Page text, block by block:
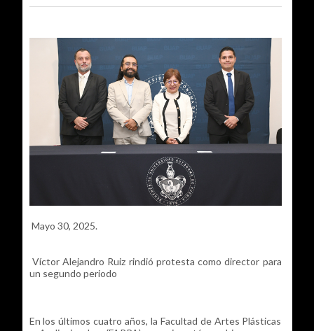
Mayo 30, 2025.
Víctor Alejandro Ruiz rindió protesta como director para
un segundo periodo
En los últimos cuatro años, la Facultad de Artes Plásticas